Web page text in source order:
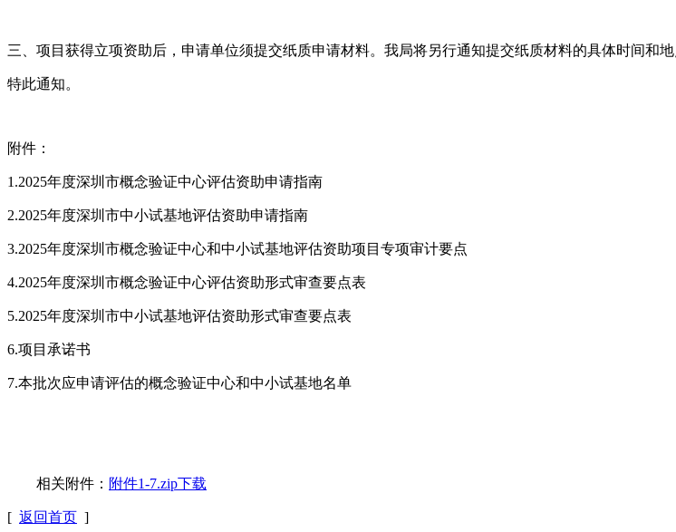
三、项目获得立项资助后，申请单位须提交纸质申请材料。我局将另行通知提交纸质材料的具体时间和地
特此通知。
附件：
1.2025年度深圳市概念验证中心评估资助申请指南
2.2025年度深圳市中小试基地评估资助申请指南
3.2025年度深圳市概念验证中心和中小试基地评估资助项目专项审计要点
4.2025年度深圳市概念验证中心评估资助形式审查要点表
5.2025年度深圳市中小试基地评估资助形式审查要点表
6.项目承诺书
7.本批次应申请评估的概念验证中心和中小试基地名单
相关附件： 附件1-7.zip下载
[ 返回首页 ]